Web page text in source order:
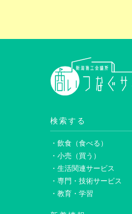
検索する
・飲食（食べる）
・小売（買う）
・生活関連サービス
・専門・技術サービス
・教育・学習